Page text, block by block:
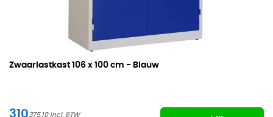
Zwaarlastkast 106 x 100 cm - Blauw
310375,10